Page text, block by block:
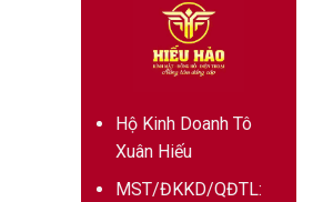
Hộ Kinh Doanh Tô
Xuân Hiếu
MST/ĐKKD/QĐTL: